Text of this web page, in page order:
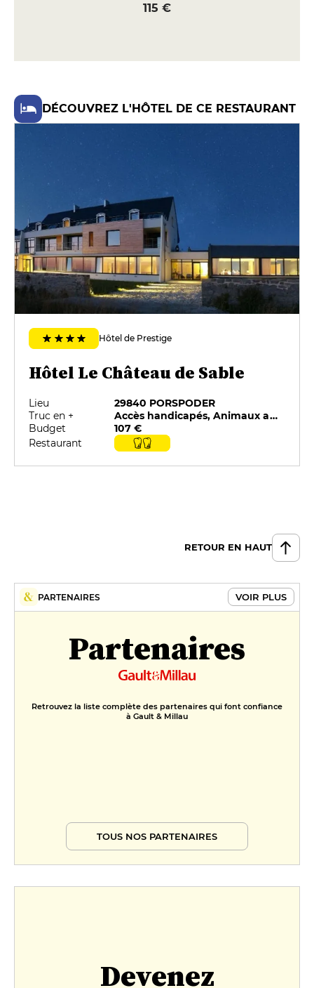
115 €
DÉCOUVREZ L'HÔTEL DE CE RESTAURANT
Hôtel de Prestige
Hôtel Le Château de Sable
Lieu
29840 PORSPODER
Truc en +
Accès handicapés, Animaux acceptés, Parking privé, Restaurant sélectionné par G&M, Restauration sur place, Room service
Budget
107 €
Restaurant
RETOUR EN HAUT
PARTENAIRES VOIR PLUS
Partenaires
Retrouvez la liste complète des partenaires qui font confiance
à Gault & Millau
TOUS NOS PARTENAIRES
Devenez